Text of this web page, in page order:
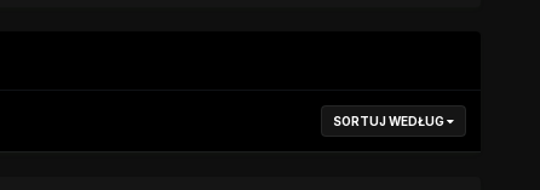
SORTUJ WEDŁUG